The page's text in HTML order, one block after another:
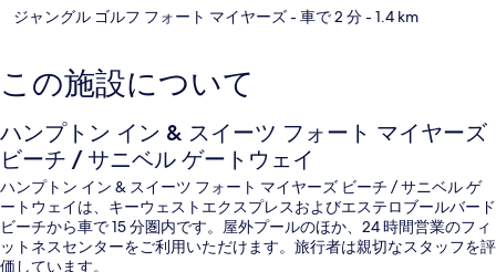
ジャングル ゴルフ フォート マイヤーズ- 車で 2 分- 1.4 km
この施設について
ハンプトン イン & スイーツ フォート マイヤーズ
ビーチ / サニベル ゲートウェイ
ハンプトン イン & スイーツ フォート マイヤーズ ビーチ / サニベル ゲ
ートウェイは、キーウェストエクスプレスおよびエステロブールバード
ビーチから車で 15 分圏内です。屋外プールのほか、24 時間営業のフィ
ットネスセンターをご利用いただけます。旅行者は親切なスタッフを評
価しています。